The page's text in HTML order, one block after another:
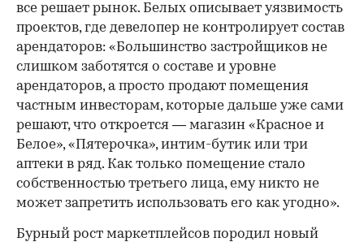
все решает рынок. Белых описывает уязвимость
проектов, где девелопер не контролирует состав
арендаторов: «Большинство застройщиков не
слишком заботятся о составе и уровне
арендаторов, а просто продают помещения
частным инвесторам, которые дальше уже сами
решают, что откроется — магазин «Красное и
Белое», «Пятерочка», интим-бутик или три
аптеки в ряд. Как только помещение стало
собственностью третьего лица, ему никто не
может запретить использовать его как угодно».
Бурный рост маркетплейсов породил новый